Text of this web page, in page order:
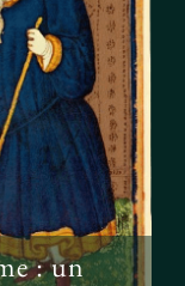
: un
: un